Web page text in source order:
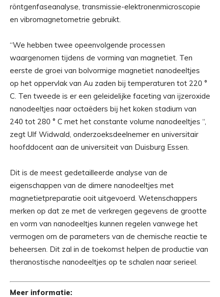
röntgenfaseanalyse, transmissie-elektronenmicroscopie
en vibromagnetometrie gebruikt.
“We hebben twee opeenvolgende processen
waargenomen tijdens de vorming van magnetiet. Ten
eerste de groei van bolvormige magnetiet nanodeeltjes
op het oppervlak van Au zaden bij temperaturen tot 220 °
C. Ten tweede is er een geleidelijke faceting van ijzeroxide
nanodeeltjes naar octaëders bij het koken stadium van
240 tot 280 ° C met het constante volume nanodeeltjes “,
zegt Ulf Widwald, onderzoeksdeelnemer en universitair
hoofddocent aan de universiteit van Duisburg Essen.
Dit is de meest gedetailleerde analyse van de
eigenschappen van de dimere nanodeeltjes met
magnetietpreparatie ooit uitgevoerd. Wetenschappers
merken op dat ze met de verkregen gegevens de grootte
en vorm van nanodeeltjes kunnen regelen vanwege het
vermogen om de parameters van de chemische reactie te
beheersen. Dit zal in de toekomst helpen de productie van
theranostische nanodeeltjes op te schalen naar serieel.
Meer informatie: